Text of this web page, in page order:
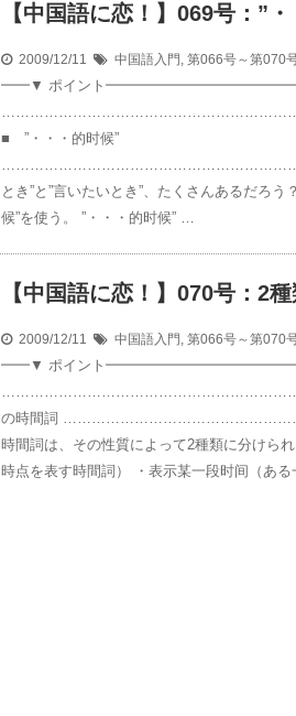
【中国語に恋！】069号：”
2009/12/11 中国語入門 , 第066号～第070
━━▼ ポイント
■ ”・・・的时候”
とき”と”言いたいとき”、たくさんあるだろう
候”を使う。 ”・・・的时候” …
【中国語に恋！】070号：2
2009/12/11 中国語入門 , 第066号～第070
━━▼ ポイント
の時間詞
時間詞は、その性質によって2種類に分けら
時点を表す時間詞） ・表示某一段时间（あ